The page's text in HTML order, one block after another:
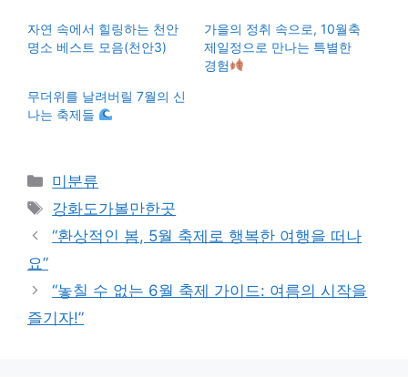
자연 속에서 힐링하는 천안
명소 베스트 모음(천안3)
가을의 정취 속으로, 10월축
제일정으로 만나는 특별한
경험
무더위를 날려버릴 7월의 신
나는 축제들
Categories
미분류
Tags
강화도가볼만한곳
“환상적인 봄, 5월 축제로 행복한 여행을 떠나
요”
“놓칠 수 없는 6월 축제 가이드: 여름의 시작을
즐기자!”